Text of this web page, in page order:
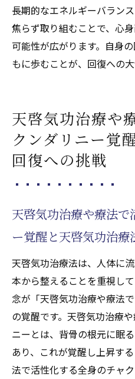
長期的なエネルギーバラン
焦らず取り組むことで、心
可能性が広がります。自身
もに歩むことが、回復への
天啓気功治療や
クンダリニー覚
回復への挑戦
天啓気功治療や療法
ー覚醒と天啓気功治療
天啓気功治療法は、人体に
本から整えることを重視し
念が「天啓気功治療や療法
の覚醒です。天啓気功治療
ニーとは、背骨の根元に眠
あり、これが覚醒し上昇す
法で活性化する全身のチャ